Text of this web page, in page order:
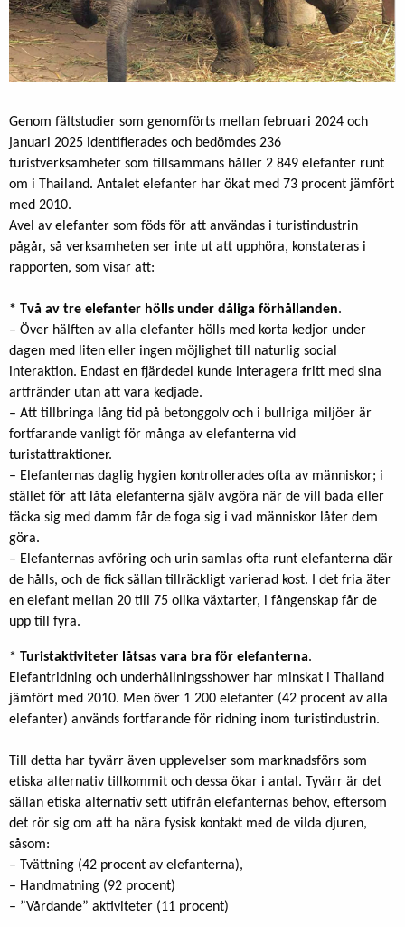
Genom fältstudier som genomförts mellan februari 2024 och
januari 2025 identifierades och bedömdes 236
turistverksamheter som tillsammans håller 2 849 elefanter runt
om i Thailand. Antalet elefanter har ökat med 73 procent jämfört
med 2010.
Avel av elefanter som föds för att användas i turistindustrin
pågår, så verksamheten ser inte ut att upphöra, konstateras i
rapporten, som visar att:
* Två av tre elefanter hölls under dåliga förhållanden.
– Över hälften av alla elefanter hölls med korta kedjor under
dagen med liten eller ingen möjlighet till naturlig social
interaktion. Endast en fjärdedel kunde interagera fritt med sina
artfränder utan att vara kedjade.
– Att tillbringa lång tid på betonggolv och i bullriga miljöer är
fortfarande vanligt för många av elefanterna vid
turistattraktioner.
– Elefanternas daglig hygien kontrollerades ofta av människor; i
stället för att låta elefanterna själv avgöra när de vill bada eller
täcka sig med damm får de foga sig i vad människor låter dem
göra.
– Elefanternas avföring och urin samlas ofta runt elefanterna där
de hålls, och de fick sällan tillräckligt varierad kost. I det fria äter
en elefant mellan 20 till 75 olika växtarter, i fångenskap får de
upp till fyra.
* Turistaktiviteter låtsas vara bra för elefanterna.
Elefantridning och underhållningsshower har minskat i Thailand
jämfört med 2010. Men över 1 200 elefanter (42 procent av alla
elefanter) används fortfarande för ridning inom turistindustrin.
Till detta har tyvärr även upplevelser som marknadsförs som
etiska alternativ tillkommit och dessa ökar i antal. Tyvärr är det
sällan etiska alternativ sett utifrån elefanternas behov, eftersom
det rör sig om att ha nära fysisk kontakt med de vilda djuren,
såsom:
– Tvättning (42 procent av elefanterna),
– Handmatning (92 procent)
– ”Vårdande” aktiviteter (11 procent)